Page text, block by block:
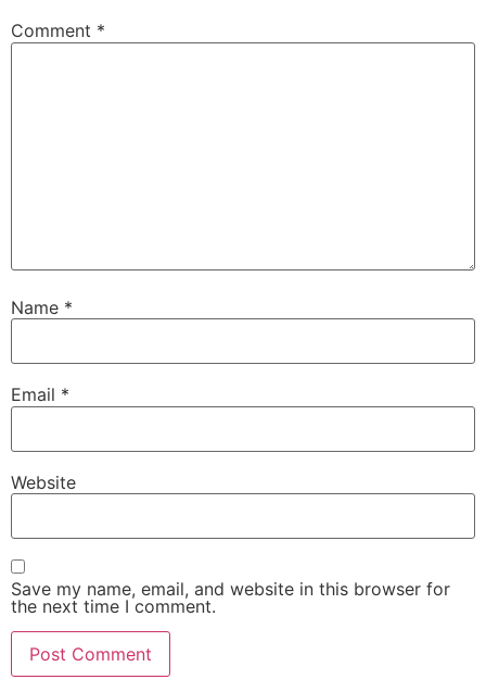
Comment *
Name *
Email *
Website
Save my name, email, and website in this browser for
the next time I comment.